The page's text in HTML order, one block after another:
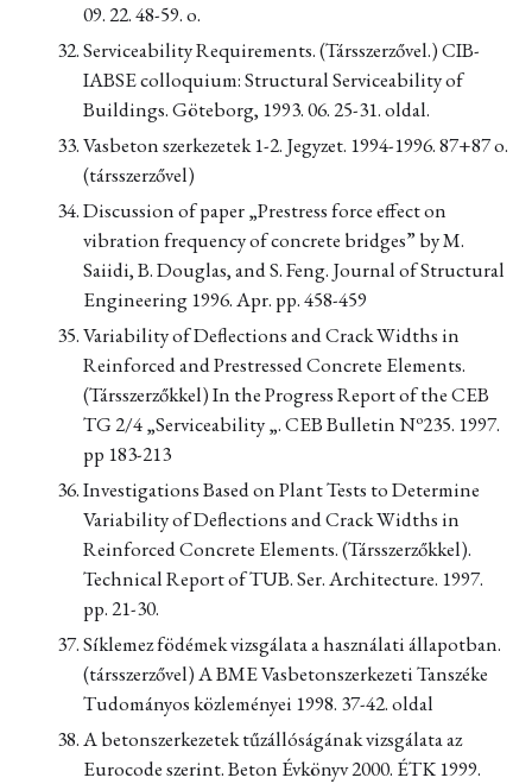
09. 22. 48-59. o.
Serviceability Requirements. (Társszerzővel.) CIB-
IABSE colloquium: Structural Serviceability of
Buildings. Göteborg, 1993. 06. 25-31. oldal.
Vasbeton szerkezetek 1-2. Jegyzet. 1994-1996. 87+87 o.
(társszerzővel)
Discussion of paper „Prestress force effect on
vibration frequency of concrete bridges” by M.
Saiidi, B. Douglas, and S. Feng. Journal of Structural
Engineering 1996. Apr. pp. 458-459
Variability of Deflections and Crack Widths in
Reinforced and Prestressed Concrete Elements.
(Társszerzőkkel) In the Progress Report of the CEB
TG 2/4 „Serviceability „. CEB Bulletin No235. 1997.
pp 183-213
Investigations Based on Plant Tests to Determine
Variability of Deflections and Crack Widths in
Reinforced Concrete Elements. (Társszerzőkkel).
Technical Report of TUB. Ser. Architecture. 1997.
pp. 21-30.
Síklemez födémek vizsgálata a használati állapotban.
(társszerzővel) A BME Vasbetonszerkezeti Tanszéke
Tudományos közleményei 1998. 37-42. oldal
A betonszerkezetek tűzállóságának vizsgálata az
Eurocode szerint. Beton Évkönyv 2000. ÉTK 1999.